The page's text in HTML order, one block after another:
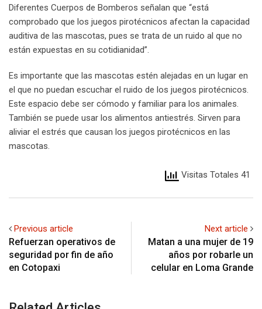
Diferentes Cuerpos de Bomberos señalan que “está
comprobado que los juegos pirotécnicos afectan la capacidad
auditiva de las mascotas, pues se trata de un ruido al que no
están expuestas en su cotidianidad”.
Es importante que las mascotas estén alejadas en un lugar en
el que no puedan escuchar el ruido de los juegos pirotécnicos.
Este espacio debe ser cómodo y familiar para los animales.
También se puede usar los alimentos antiestrés. Sirven para
aliviar el estrés que causan los juegos pirotécnicos en las
mascotas.
Visitas Totales 41
Previous article
Refuerzan operativos de
seguridad por fin de año
en Cotopaxi
Next article
Matan a una mujer de 19
años por robarle un
celular en Loma Grande